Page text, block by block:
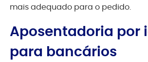
mais adequado para o pedido.
Aposentadoria por
para bancários